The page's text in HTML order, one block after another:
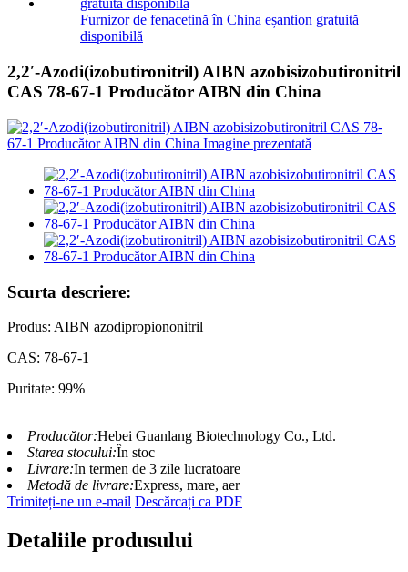
Furnizor de fenacetină în China eșantion gratuită
disponibilă
2,2′-Azodi(izobutironitril) AIBN azobisizobutironitril
CAS 78-67-1 Producător AIBN din China
Scurta descriere:
Produs: AIBN azodipropiononitril
CAS: 78-67-1
Puritate: 99%
Producător:Hebei Guanlang Biotechnology Co., Ltd.
Starea stocului:În stoc
Livrare:In termen de 3 zile lucratoare
Metodă de livrare:Express, mare, aer
Trimiteți-ne un e-mail Descărcați ca PDF
Detaliile produsului